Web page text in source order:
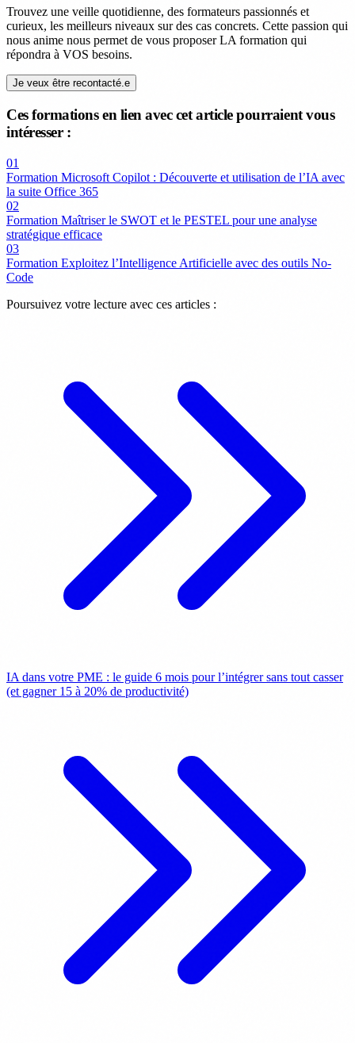
Trouvez une veille quotidienne, des formateurs passionnés et
curieux, les meilleurs niveaux sur des cas concrets. Cette passion qui
nous anime nous permet de vous proposer LA formation qui
répondra à VOS besoins.
Je veux être recontacté.e
Ces formations en lien avec cet article pourraient vous
intéresser :
01
Formation Microsoft Copilot : Découverte et utilisation de l’IA avec
la suite Office 365
02
Formation Maîtriser le SWOT et le PESTEL pour une analyse
stratégique efficace
03
Formation Exploitez l’Intelligence Artificielle avec des outils No-
Code
Poursuivez votre lecture avec ces articles :
IA dans votre PME : le guide 6 mois pour l’intégrer sans tout casser
(et gagner 15 à 20% de productivité)